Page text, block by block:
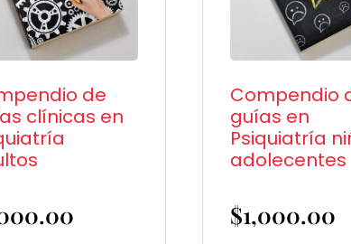
de
clínicas en
Compendio
guías en
Psiquiatría
adolecentes
$1,000.00